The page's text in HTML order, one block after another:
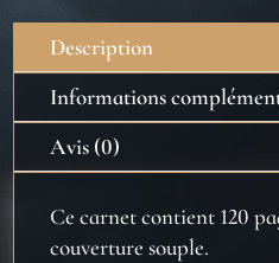
Description
Informations
Avis (0)
Ce carnet contient 120
couverture souple.